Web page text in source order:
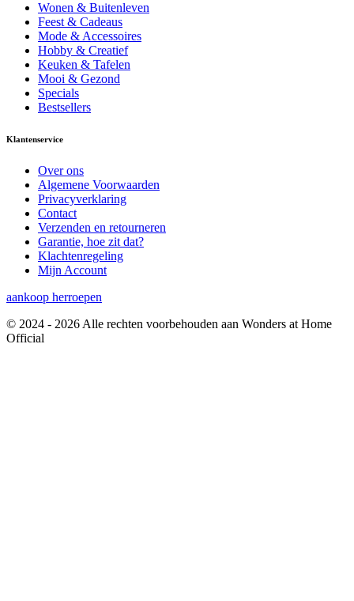
Wonen & Buitenleven
Feest & Cadeaus
Mode & Accessoires
Hobby & Creatief
Keuken & Tafelen
Mooi & Gezond
Specials
Bestsellers
Klantenservice
Over ons
Algemene Voorwaarden
Privacyverklaring
Contact
Verzenden en retourneren
Garantie, hoe zit dat?
Klachtenregeling
Mijn Account
aankoop herroepen
© 2024 - 2026 Alle rechten voorbehouden aan Wonders at Home
Official